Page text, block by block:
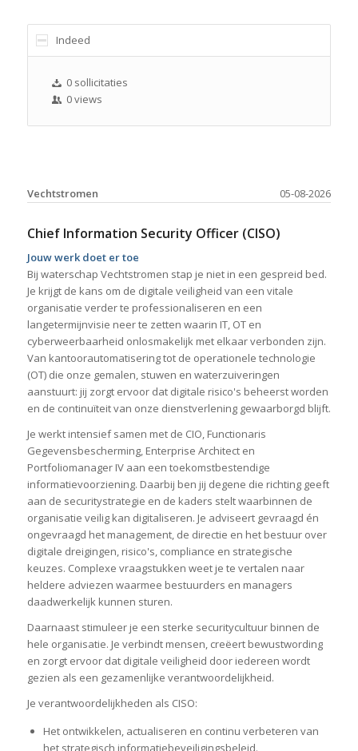
Indeed
0 sollicitaties
0 views
05-08-2026
Vechtstromen
Chief Information Security Officer (CISO)
Jouw werk doet er toe
Bij waterschap Vechtstromen stap je niet in een gespreid bed.
Je krijgt de kans om de digitale veiligheid van een vitale
organisatie verder te professionaliseren en een
langetermijnvisie neer te zetten waarin IT, OT en
cyberweerbaarheid onlosmakelijk met elkaar verbonden zijn.
Van kantoorautomatisering tot de operationele technologie
(OT) die onze gemalen, stuwen en waterzuiveringen
aanstuurt: jij zorgt ervoor dat digitale risico's beheerst worden
en de continuïteit van onze dienstverlening gewaarborgd blijft.
Je werkt intensief samen met de CIO, Functionaris
Gegevensbescherming, Enterprise Architect en
Portfoliomanager IV aan een toekomstbestendige
informatievoorziening. Daarbij ben jij degene die richting geeft
aan de securitystrategie en de kaders stelt waarbinnen de
organisatie veilig kan digitaliseren. Je adviseert gevraagd én
ongevraagd het management, de directie en het bestuur over
digitale dreigingen, risico's, compliance en strategische
keuzes. Complexe vraagstukken weet je te vertalen naar
heldere adviezen waarmee bestuurders en managers
daadwerkelijk kunnen sturen.
Daarnaast stimuleer je een sterke securitycultuur binnen de
hele organisatie. Je verbindt mensen, creëert bewustwording
en zorgt ervoor dat digitale veiligheid door iedereen wordt
gezien als een gezamenlijke verantwoordelijkheid.
Je verantwoordelijkheden als CISO:
Het ontwikkelen, actualiseren en continu verbeteren van
het strategisch informatiebeveiligingsbeleid.